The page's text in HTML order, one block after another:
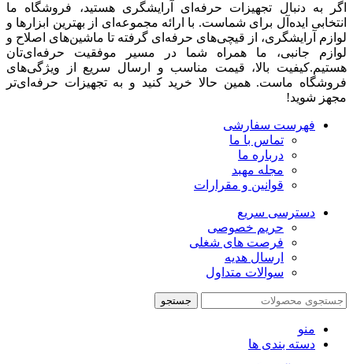
اگر به دنبال تجهیزات حرفه‌ای آرایشگری هستید، فروشگاه ما
انتخابی ایده‌آل برای شماست. با ارائه مجموعه‌ای از بهترین ابزارها و
لوازم آرایشگری، از قیچی‌های حرفه‌ای گرفته تا ماشین‌های اصلاح و
لوازم جانبی، ما همراه شما در مسیر موفقیت حرفه‌ای‌تان
هستیم.کیفیت بالا، قیمت مناسب و ارسال سریع از ویژگی‌های
فروشگاه ماست. همین حالا خرید کنید و به تجهیزات حرفه‌ای‌تر
مجهز شوید!
فهرست سفارشی
تماس با ما
درباره ما
مجله مهبد
قوانین و مقرارات
دسترسی سریع
حریم خصوصی
فرصت های شغلی
ارسال هدیه
سوالات متداول
جستجو
منو
دسته بندی ها